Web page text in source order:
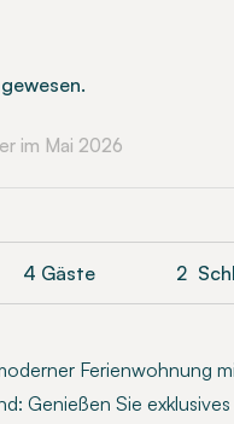
im Mai 2026
4 Gäste 2
Ferienwohnung
Genießen Sie